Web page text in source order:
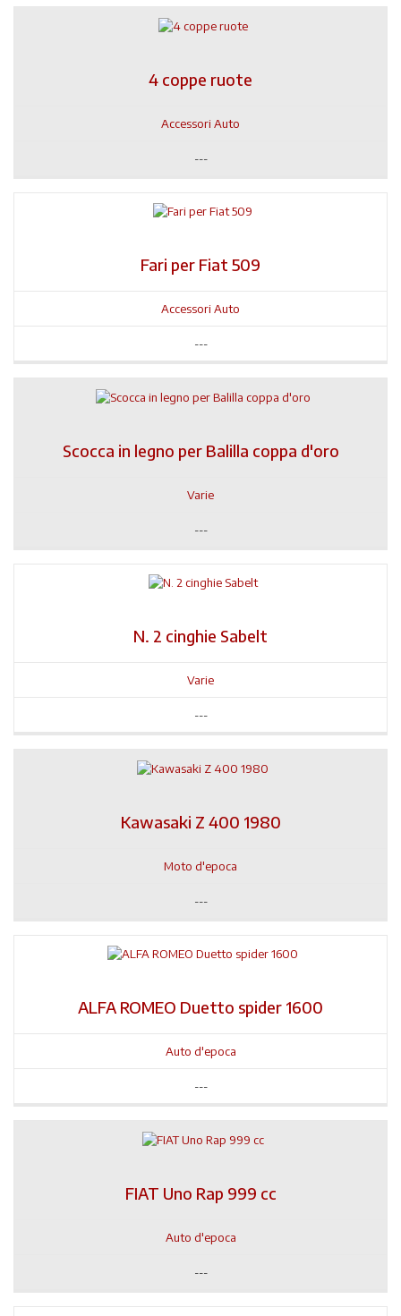
4 coppe ruote
Accessori Auto
---
Fari per Fiat 509
Accessori Auto
---
Scocca in legno per Balilla coppa d'oro
Varie
---
N. 2 cinghie Sabelt
Varie
---
Kawasaki Z 400 1980
Moto d'epoca
---
ALFA ROMEO Duetto spider 1600
Auto d'epoca
---
FIAT Uno Rap 999 cc
Auto d'epoca
---